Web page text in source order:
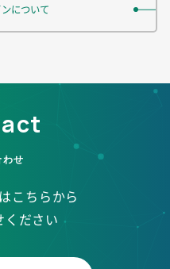
について
こちらから
ください